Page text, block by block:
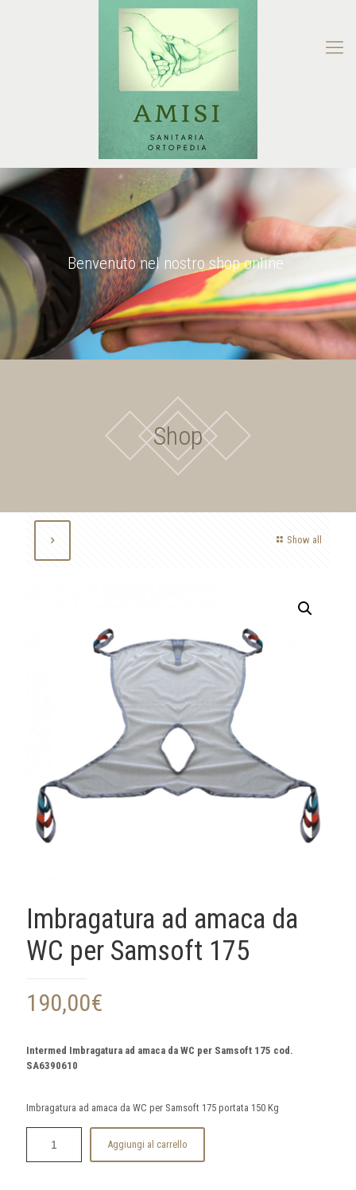
Benvenuto nel nostro shop online
Shop
Show all
Imbragatura ad amaca da
WC per Samsoft 175
190,00€
Intermed Imbragatura ad amaca da WC per Samsoft 175 cod.
SA6390610
Imbragatura ad amaca da WC per Samsoft 175 portata 150 Kg
Aggiungi al carrello